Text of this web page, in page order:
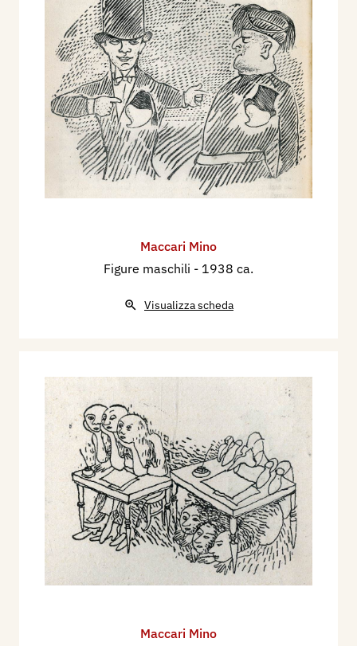
Maccari Mino
Figure maschili - 1938 ca.
Visualizza scheda
Maccari Mino